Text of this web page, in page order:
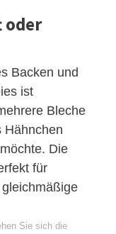
oder
Backen und
ist
Bleche
Hähnchen
Die
für
Sie sich die